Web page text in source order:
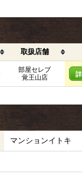
取扱店舗
部屋セレブ
覚王山店
マンションイトキ